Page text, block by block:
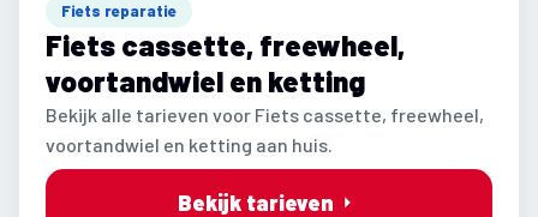
Fiets reparatie
Fiets cassette, freewheel,
voortandwiel en ketting
Bekijk alle tarieven voor Fiets cassette, freewheel,
voortandwiel en ketting aan huis.
Bekijk tarieven